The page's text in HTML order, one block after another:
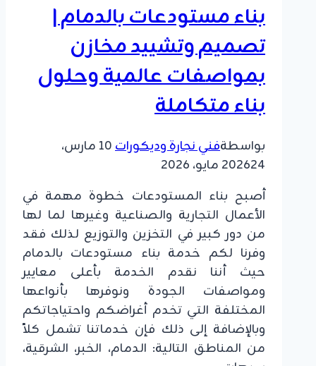
افضل
تصميم
حظائر
الدواجن
في
الجبيل
بناء مستودعات بالدمام |
تصميم وتشييد مخازن
بمواصفات عالمية وحلول
بناء متكاملة
بواسطةفني نجارة وديكورات
10 مارس،
202624 مايو، 2026
أصبح بناء المستودعات خطوة مهمة في
الأعمال التجارية والصناعية وغيرها لما لها
من دور كبير في التخزين والتوزيع لذلك فقد
وفرنا لكم خدمة بناء مستودعات بالدمام
حيث أننا نقدم الخدمة بأعلى معايير
ومواصفات الجودة ونوفرها بأنواعها
المختلفة التي تخدم أغراضكم واحتياجاتكم
وبالإضافة إلى ذلك فإن خدماتنا تشمل كلاً
من المناطق التالية: الدمام، الخبر، الشرقية،